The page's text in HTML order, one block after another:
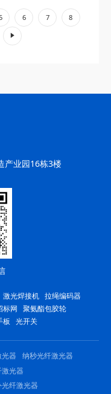
5 6 7 8
产业园16栋3楼
激光焊接机 拉绳编码器
标网
聚氨酯包胶轮
板 光开关
器
纳秒光纤激光器
光器
纤激光器